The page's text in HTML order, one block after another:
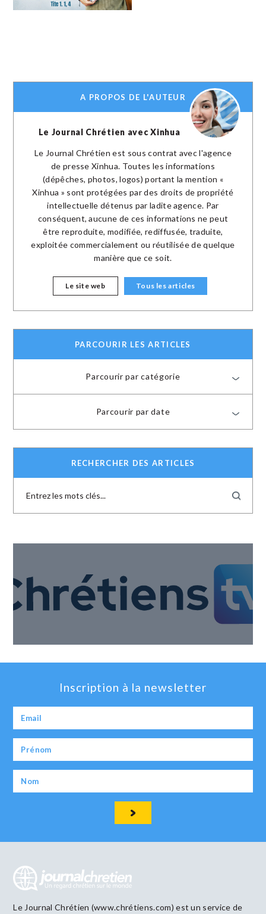
A PROPOS DE L'AUTEUR
Le Journal Chrétien avec Xinhua
Le Journal Chrétien est sous contrat avec l'agence
de presse Xinhua. Toutes les informations
(dépêches, photos, logos) portant la mention «
Xinhua » sont protégées par des droits de propriété
intellectuelle détenus par ladite agence. Par
conséquent, aucune de ces informations ne peut
être reproduite, modifiée, rediffusée, traduite,
exploitée commercialement ou réutilisée de quelque
manière que ce soit.
Le site web Tous les articles
PARCOURIR LES ARTICLES
Parcourir par catégorie
Parcourir par date
RECHERCHER DES ARTICLES
Inscription à la newsletter
Le Journal Chrétien (www.chrétiens.com) est un service de